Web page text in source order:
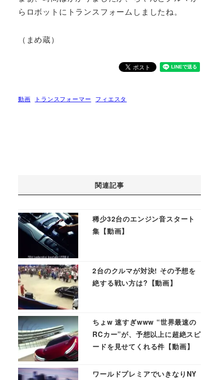
らロボットにトランスフォームしましたね。
（まめ蔵）
動画 トランスフォーマー フィエスタ
関連記事
稀少32台のエンジン音スタート
集【動画】
2台のクルマが対決! その予想を
絶する戦い方は?【動画】
ちょw 速すぎwww “世界最速の
RCカー”が、予想以上に超絶スピ
ードを見せてくれる件【動画】
ワールドプレミアでいきなりNY